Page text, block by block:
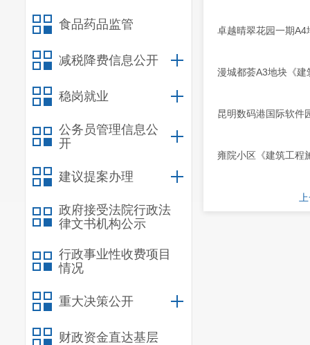
食品药品监管
减税降费信息公开
稳岗就业
公务员管理信息公
开
建议提案办理
政府接受法院行政法
律文书机构公示
行政事业性收费项目
情况
重大决策公开
财政资金直达基层
卓越晴翠花园一期
漫城都荟A3地块《
昆明数码港国际软件
雍院小区《建筑工程